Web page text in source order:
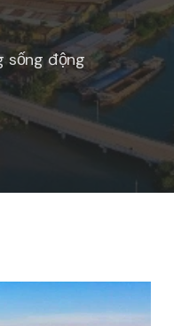
sống động